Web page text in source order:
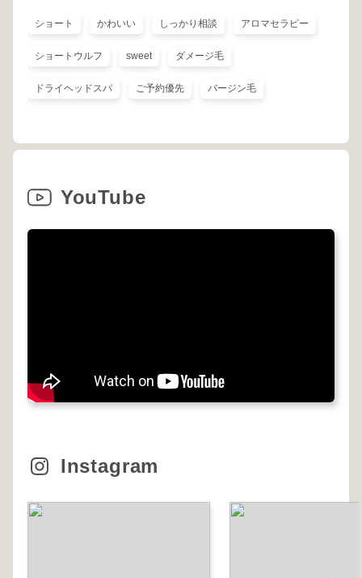
ショート かわいい しっかり相談 アロマセラピー
ショートウルフ sweet ダメージ毛
ドライヘッドスパ ご予約優先 バージン毛
YouTube
Instagram